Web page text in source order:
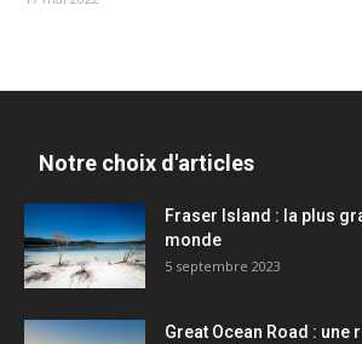
Notre choix d'articles
Fraser Island : la plus
monde
5 septembre 2023
Great Ocean Road : une